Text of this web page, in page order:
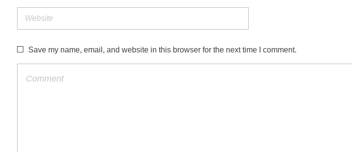
Save my name, email, and website in this browser for the next time I comment.